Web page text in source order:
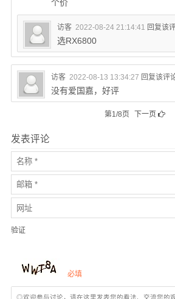
个价
访客 2022-08-24 21:14:41 回复该
选RX6800
访客 2022-08-13 13:34:27 回复该评
没有爱国嘉，好评
第1/8页 下一页
发表评论
验证
必填